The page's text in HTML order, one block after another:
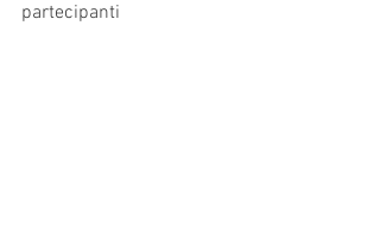
partecipanti